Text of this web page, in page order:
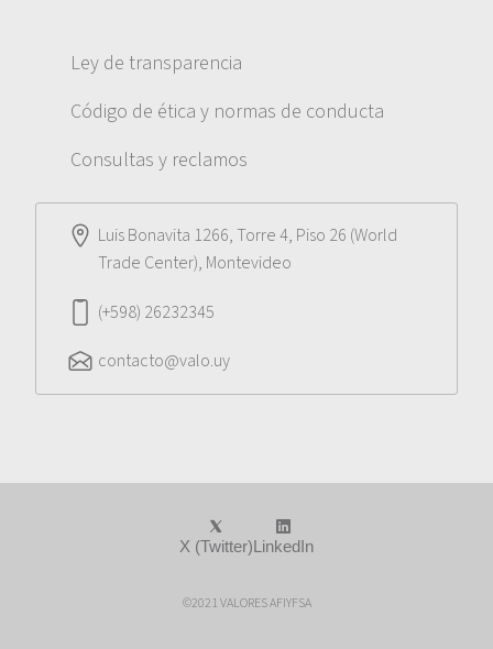
Ley de transparencia
Código de ética y normas de conducta
Consultas y reclamos
Luis Bonavita 1266, Torre 4, Piso 26 (World
Trade Center), Montevideo
(+598) 26232345
contacto@valo.uy
©2021 VALORES AFIYFSA
X (Twitter)LinkedIn